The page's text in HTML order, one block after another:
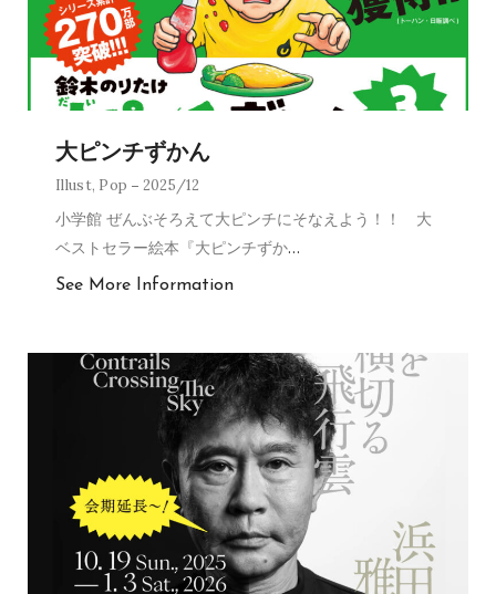
大ピンチずかん
Illust, Pop 2025/12
小学館 ぜんぶそろえて大ピンチにそなえよう！！ 大
ベストセラー絵本『大ピンチずか…
See More Information